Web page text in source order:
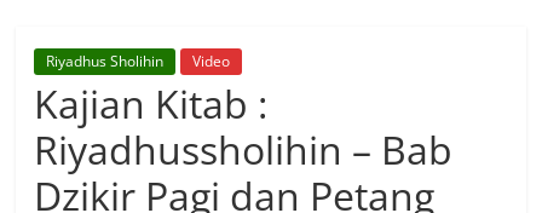
Riyadhus Sholihin Video
Kajian Kitab :
Riyadhussholihin – Bab
Dzikir Pagi dan Petang